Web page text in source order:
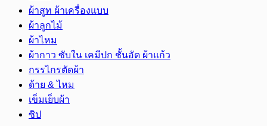
ผ้าสูท ผ้าเครื่องแบบ
ผ้าลูกไม้
ผ้าไหม
ผ้ากาว ซับใน เคมีปก ชั้นอัด ผ้าแก้ว
กรรไกรตัดผ้า
ด้าย & ไหม
เข็มเย็บผ้า
ซิป